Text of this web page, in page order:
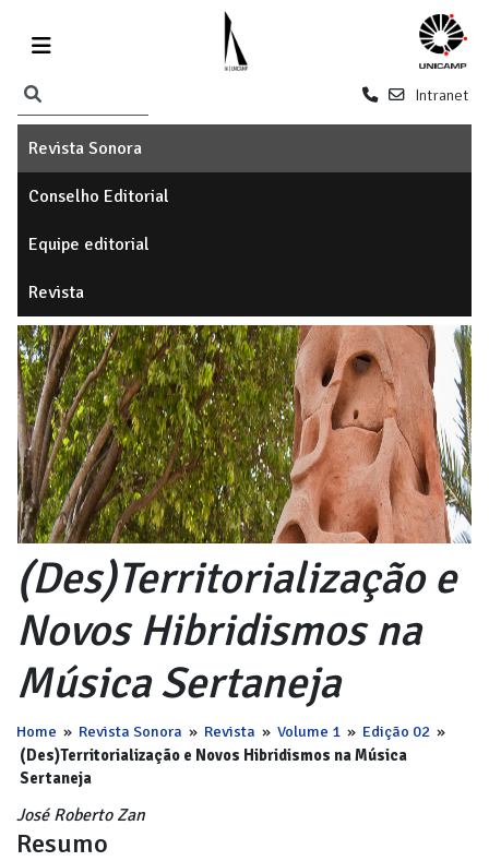
Intranet
Revista Sonora
Conselho Editorial
Equipe editorial
Revista
(Des)Territorialização e
Novos Hibridismos na
Música Sertaneja
Home » Revista Sonora » Revista » Volume 1 » Edição 02 »
(Des)Territorialização e Novos Hibridismos na Música
Sertaneja
José Roberto Zan
Resumo